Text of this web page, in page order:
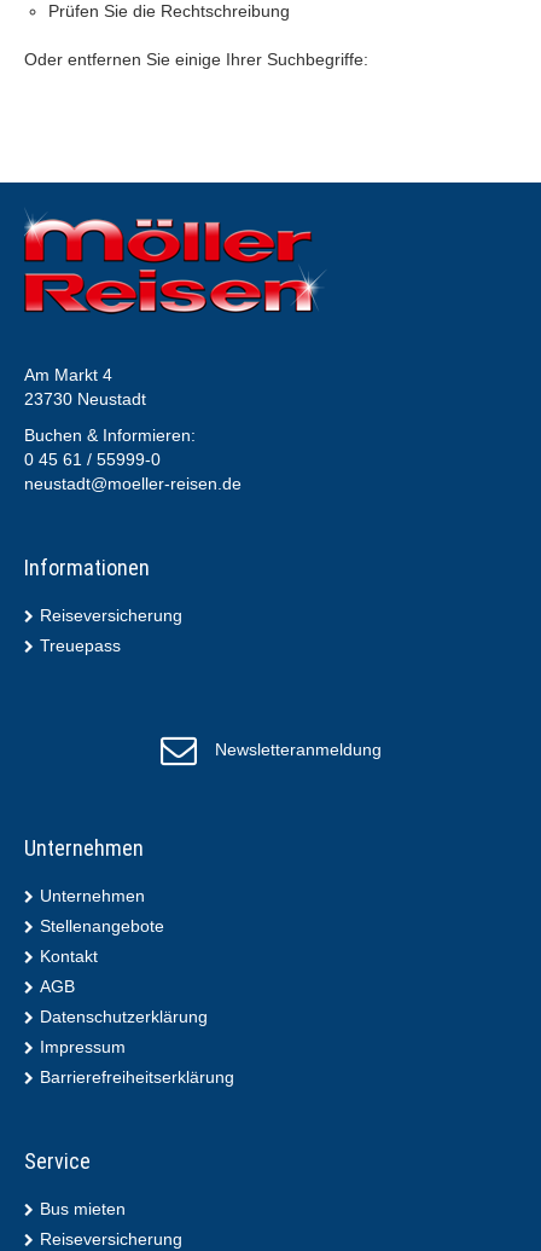
Prüfen Sie die Rechtschreibung
Oder entfernen Sie einige Ihrer Suchbegriffe:
Am Markt 4
23730 Neustadt
Buchen & Informieren:
0 45 61 / 55999-0
neustadt@moeller-reisen.de
Informationen
Reiseversicherung
Treuepass
Newsletteranmeldung
Unternehmen
Unternehmen
Stellenangebote
Kontakt
AGB
Datenschutzerklärung
Impressum
Barrierefreiheitserklärung
Service
Bus mieten
Reiseversicherung